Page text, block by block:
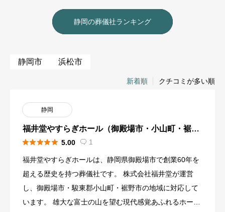
静岡の葬儀社ランキング
静岡市 浜松市
新着順 クチコミが多い順
静岡
福井堂やすらぎホール（御殿場市・小山町・裾野
市）
 5.00  1
福井堂やすらぎホールは、静岡県御殿場市で創業60年を
超える歴史を持つ葬儀社です。 株式会社福井堂が運営
し、御殿場市・駿東郡小山町・裾野市の地域に対応して
います。 雄大な富士の山を望む現代感覚あふれるホール